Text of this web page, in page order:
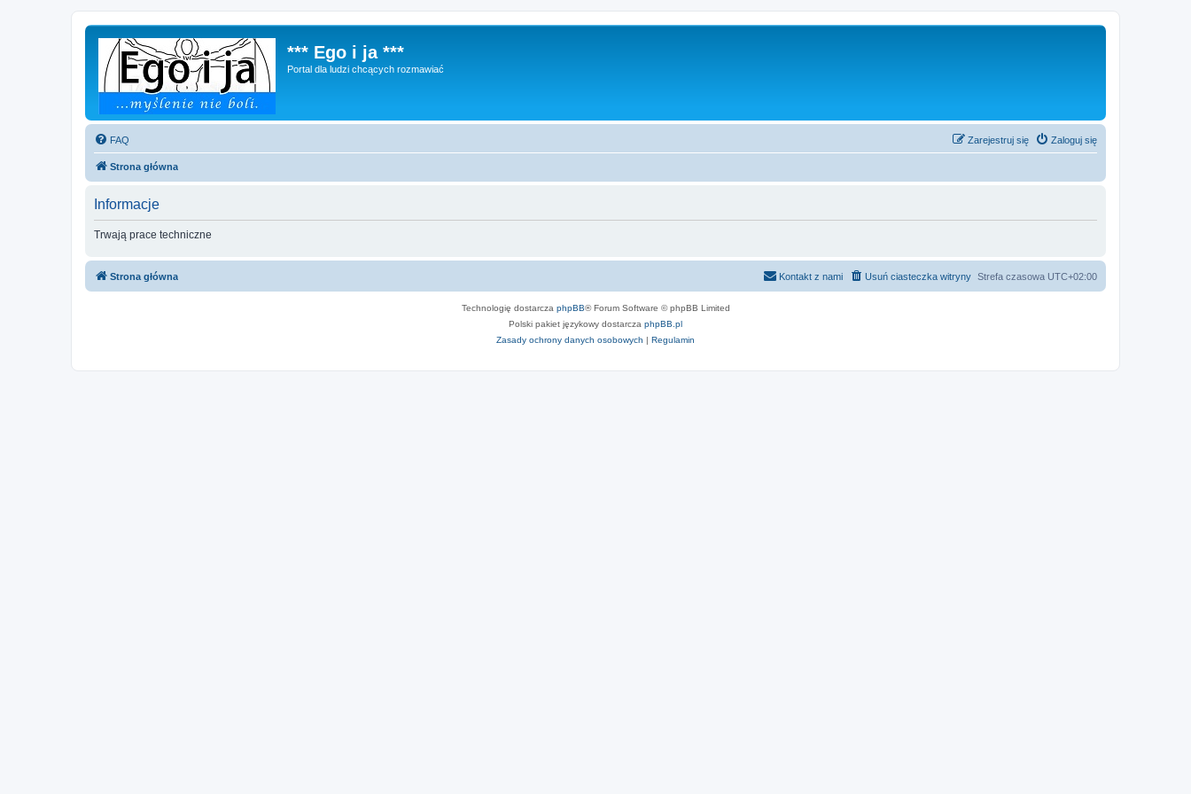
*** Ego i ja ***
Portal dla ludzi chcących rozmawiać
FAQ Zaloguj się
Zarejestruj się
Strona główna
Informacje
Trwają prace techniczne
Strona główna Strefa czasowa UTC+02:00
Usuń ciasteczka witryny
Kontakt z nami
Technologię dostarcza phpBB® Forum Software © phpBB Limited
Polski pakiet językowy dostarcza phpBB.pl
Zasady ochrony danych osobowych | Regulamin